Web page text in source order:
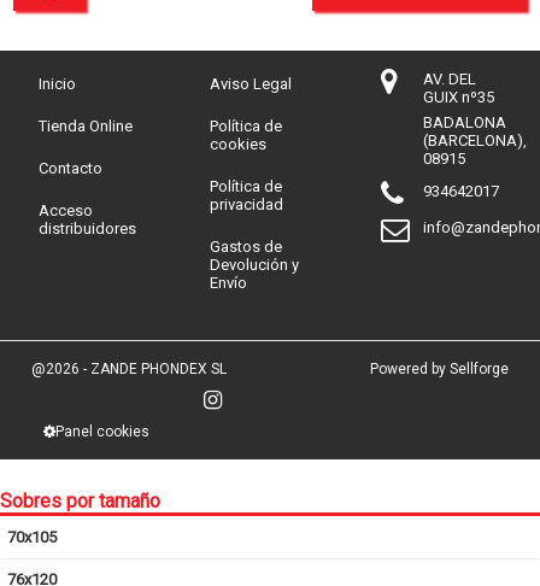
Inicio
Tienda Online
Contacto
Acceso
distribuidores
Aviso Legal
Política de
cookies
Política de
privacidad
Gastos de
Devolución y
Envío
AV. DEL
GUIX nº35
BADALONA
(BARCELONA),
08915
934642017
@2026 - ZANDE PHONDEX SL
Panel cookies
Powered by Sellforge
Sobres por tamaño
70x105
76x120